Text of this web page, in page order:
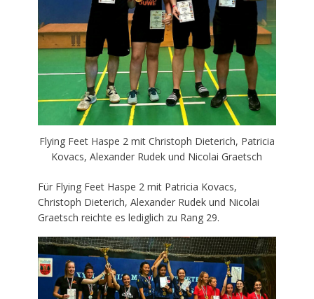
Flying Feet Haspe 2 mit Christoph Dieterich, Patricia
Kovacs, Alexander Rudek und Nicolai Graetsch
Für Flying Feet Haspe 2 mit Patricia Kovacs,
Christoph Dieterich, Alexander Rudek und Nicolai
Graetsch reichte es lediglich zu Rang 29.